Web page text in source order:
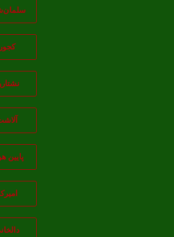
سلمان‌شهر
کجور
نشتارود
آلاشت
پایین هولار
امیرکلا
دالخانی